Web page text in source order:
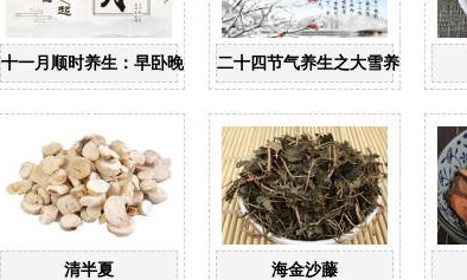
十一月顺时养生：早卧晚起，保护阳气二十四节气养生之大雪养生
清半夏 海金沙藤